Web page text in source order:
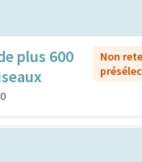
plus 600
Non
0